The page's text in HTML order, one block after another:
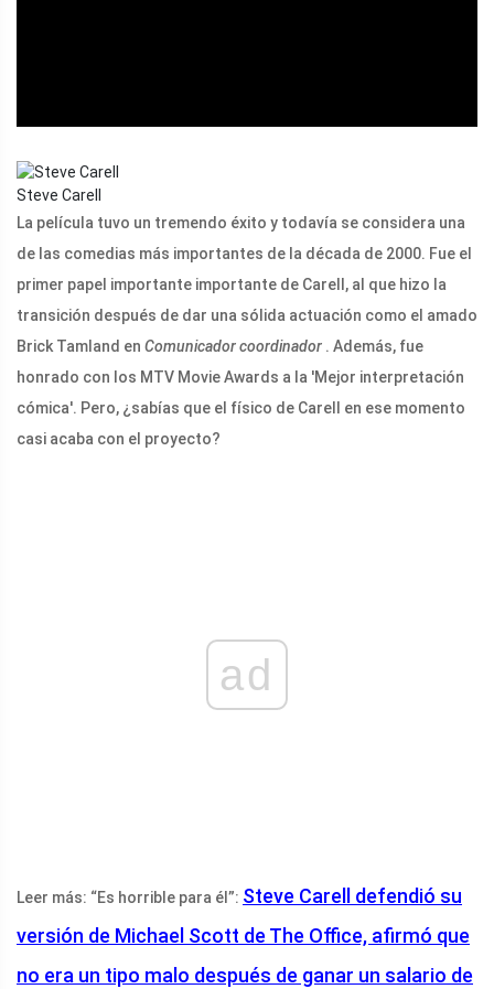
Steve Carell
La película tuvo un tremendo éxito y todavía se considera una
de las comedias más importantes de la década de 2000. Fue el
primer papel importante importante de Carell, al que hizo la
transición después de dar una sólida actuación como el amado
Brick Tamland en Comunicador coordinador . Además, fue
honrado con los MTV Movie Awards a la 'Mejor interpretación
cómica'. Pero, ¿sabías que el físico de Carell en ese momento
casi acaba con el proyecto?
ad
Leer más: “Es horrible para él”: Steve Carell defendió su
versión de Michael Scott de The Office, afirmó que
no era un tipo malo después de ganar un salario de